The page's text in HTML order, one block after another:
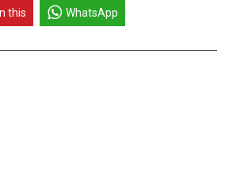
this WhatsApp